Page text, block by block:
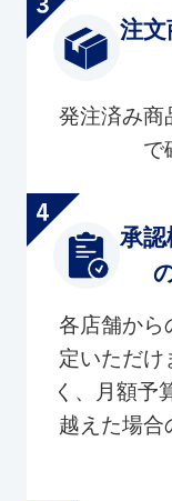
注文
発注済み商
で
承
各店舗から
定いただけ
く、月額予
越えた場合